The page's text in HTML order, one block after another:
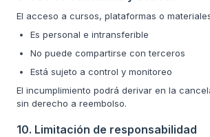
El acceso a cursos, plataformas o
Es personal e intransferible
No puede compartirse con terceros
Está sujeto a control y monitoreo
El incumplimiento podrá derivar en la
sin derecho a reembolso.
10. Limitación de responsabilidad